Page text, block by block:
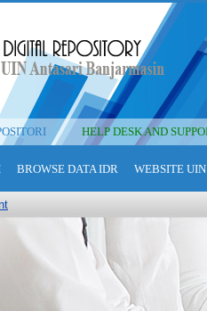
HELP DESK AND
BROWSE DATA IDR WEBSITE